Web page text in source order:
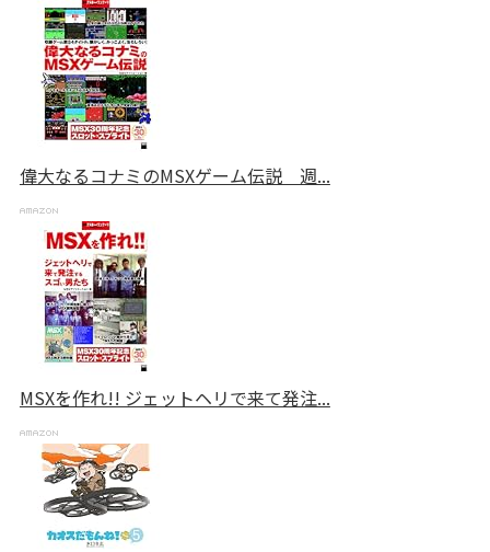
偉大なるコナミのMSXゲーム伝説 週...
MSXを作れ!! ジェットヘリで来て発注...